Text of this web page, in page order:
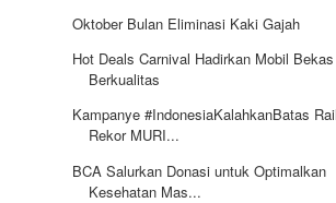
Oktober Bulan Eliminasi Kaki Gajah
Hot Deals Carnival Hadirkan Mobil Bekas
Berkualitas
Kampanye #IndonesiaKalahkanBatas
Rekor MURI...
BCA Salurkan Donasi untuk Optimalkan
Kesehatan Mas...